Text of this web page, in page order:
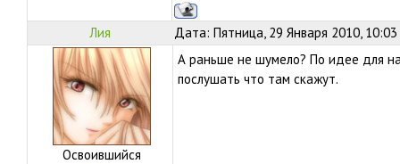
Лия Дата: Пятница, 29 Января 2010,
Освоившийся
А раньше не шумело? По идее для
послушать что там скажут.